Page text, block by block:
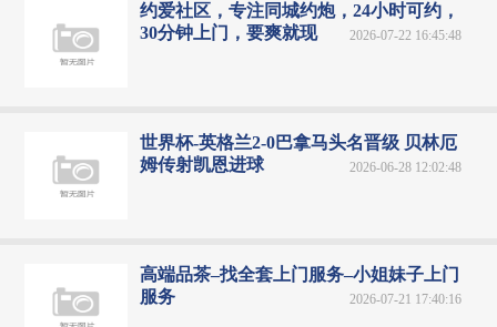
约爱社区，专注同城约炮，24小时可约，
30分钟上门，要爽就现
2026-07-22 16:45:48
世界杯-英格兰2-0巴拿马头名晋级 贝林厄
姆传射凯恩进球
2026-06-28 12:02:48
高端品茶–找全套上门服务–小姐妹子上门
服务
2026-07-21 17:40:16